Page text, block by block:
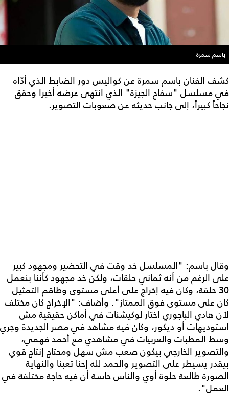
باسم سمرة
كشف الفنان باسم سمرة عن كواليس دور الضابط الذي أدّاه
في مسلسل "سفاح الجيزة" الذي انتهى عرضه أخيراً وحقق
نجاحاً كبيراً، إلى جانب حديثه عن صعوبات التصوير.
وقال باسم: "المسلسل خد وقت في التحضير ومجهود كبير
على الرغم من أنه ثماني حلقات، ولكن خد مجهود كأننا بنعمل
30 حلقة، وكان فيه إخراج على أعلى مستوى وطاقم التمثيل
كان على مستوى فوق الممتاز". وأضاف: "الإخراج كان مختلف
لأن هادي الباجوري اختار لوكيشنات في أماكن حقيقية مش
استوديهات أو ديكور، وكان فيه مشاهد في مصر الجديدة وجري
وسط المطبات والعربيات في مشاهدي مع أحمد فهمي،
والتصوير الخارجي بيكون صعب مش سهل ومحتاج إنتاج قوي
بيقدر يسيطر على التصوير والحمد لله إحنا تعبنا والنهاية
الصورة طالعة حلوة أوي والناس حاسة أن فيه حاجة مختلفة في
العمل".